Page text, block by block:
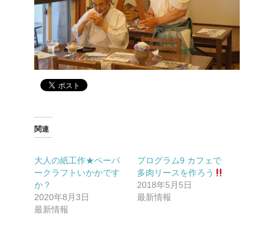
関連
大人の紙工作★ペーパ
ークラフトいかかです
か？
2020年8月3日
最新情報
プログラム9 カフェで
多肉リースを作ろう
2018年5月5日
最新情報